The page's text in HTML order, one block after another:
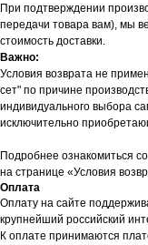
При подтверждении
передачи товара вам), мы
стоимость доставки.
Важно:
Условия возврата не
сет" по причине
индивидуального выбора
исключительно
Подробнее ознакомиться
на странице «Условия
Оплата
Оплату на сайте
крупнейший российский
К оплате принимаются